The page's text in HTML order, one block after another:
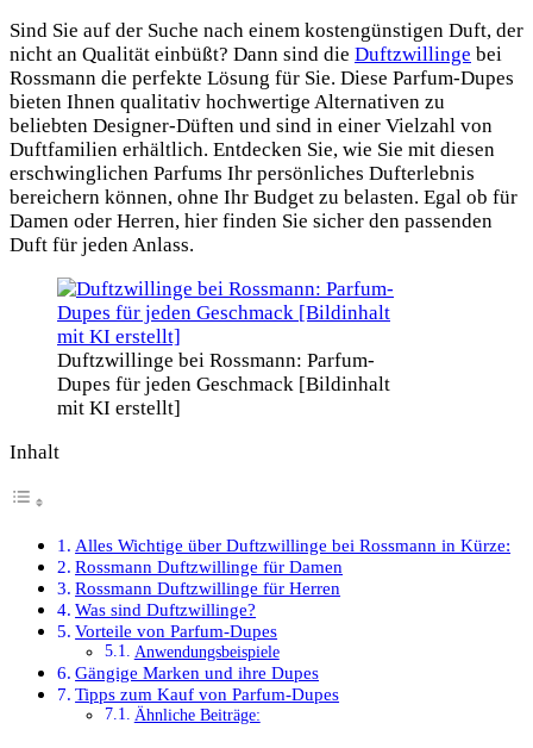
Sind Sie auf der Suche nach einem kostengünstigen Duft, der
nicht an Qualität einbüßt? Dann sind die Duftzwillinge bei
Rossmann die perfekte Lösung für Sie. Diese Parfum-Dupes
bieten Ihnen qualitativ hochwertige Alternativen zu
beliebten Designer-Düften und sind in einer Vielzahl von
Duftfamilien erhältlich. Entdecken Sie, wie Sie mit diesen
erschwinglichen Parfums Ihr persönliches Dufterlebnis
bereichern können, ohne Ihr Budget zu belasten. Egal ob für
Damen oder Herren, hier finden Sie sicher den passenden
Duft für jeden Anlass.
Duftzwillinge bei Rossmann: Parfum-
Dupes für jeden Geschmack [Bildinhalt
mit KI erstellt]
Inhalt
Alles Wichtige über Duftzwillinge bei Rossmann in Kürze:
Rossmann Duftzwillinge für Damen
Rossmann Duftzwillinge für Herren
Was sind Duftzwillinge?
Vorteile von Parfum-Dupes
Anwendungsbeispiele
Gängige Marken und ihre Dupes
Tipps zum Kauf von Parfum-Dupes
Ähnliche Beiträge: